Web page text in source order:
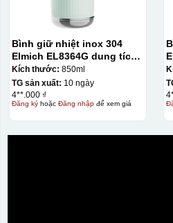
Bình giữ nhiệt inox 304
Elmich EL8364G dung tích
850ml
Kích thước: 850ml
TG sản xuất: 10 ngày
4**.000 ₫
Đăng kýhoặc Đăng nhậpđể xem giá